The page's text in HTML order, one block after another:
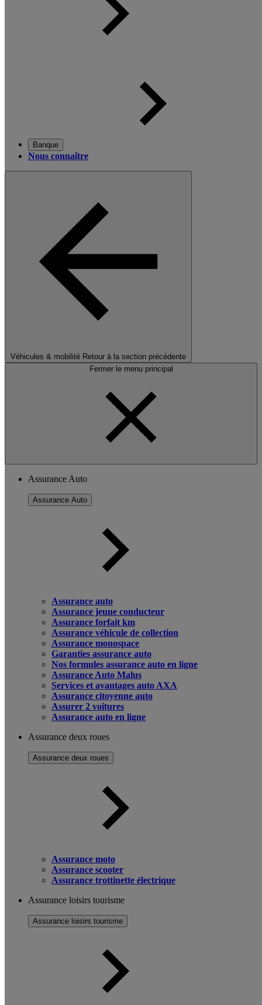
Banque
Nous connaître
Véhicules & mobilité Retour à la section précédente
Fermer le menu principal
Assurance Auto
Assurance Auto
Assurance auto
Assurance jeune conducteur
Assurance forfait km
Assurance véhicule de collection
Assurance monospace
Garanties assurance auto
Nos formules assurance auto en ligne
Assurance Auto Malus
Services et avantages auto AXA
Assurance citoyenne auto
Assurer 2 voitures
Assurance auto en ligne
Assurance deux roues
Assurance deux roues
Assurance moto
Assurance scooter
Assurance trottinette électrique
Assurance loisirs tourisme
Assurance loisirs tourisme